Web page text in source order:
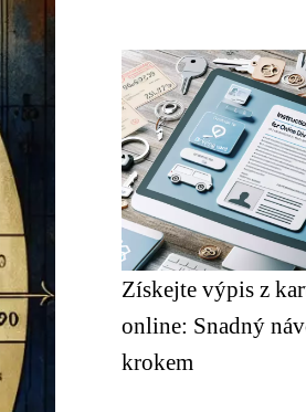
Získejte výpis z
online: Snadný
krokem